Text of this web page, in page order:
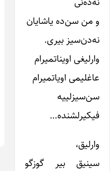
و من سن‌ده یاشایان
نه‌دن‌سیز بیری.
وارلیغی اویناتمیرام
عاغلیمی اویاتمیرام
سن‌سیزلییه
فیکیرلشنده…
وارلیق،
سینیق بیر گوزگو